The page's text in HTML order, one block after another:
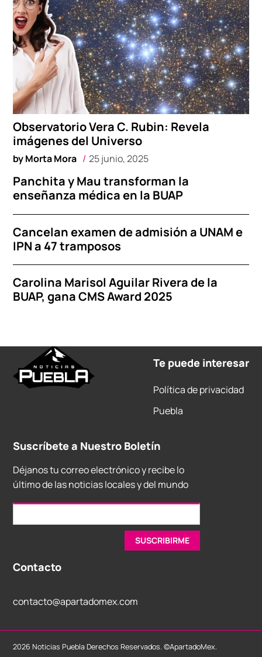
Observatorio Vera C. Rubin: Revela
imágenes del Universo
byMorta Mora 25 junio, 2025
Panchita y Mau transforman la
enseñanza médica en la BUAP
Cancelan examen de admisión a UNAM e
IPN a 47 tramposos
Carolina Marisol Aguilar Rivera de la
BUAP, gana CMS Award 2025
Te puede interesar
Política de privacidad
Puebla
Suscríbete a Nuestro Boletín
Déjanos tu correo electrónico y recibe lo
último de las noticias locales y del mundo
Contacto
contacto@apartadomex.com
2026 Noticias Puebla Derechos Reservados. ©ApartadoMex.